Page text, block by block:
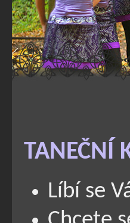
TANEČNÍ
Líbí se